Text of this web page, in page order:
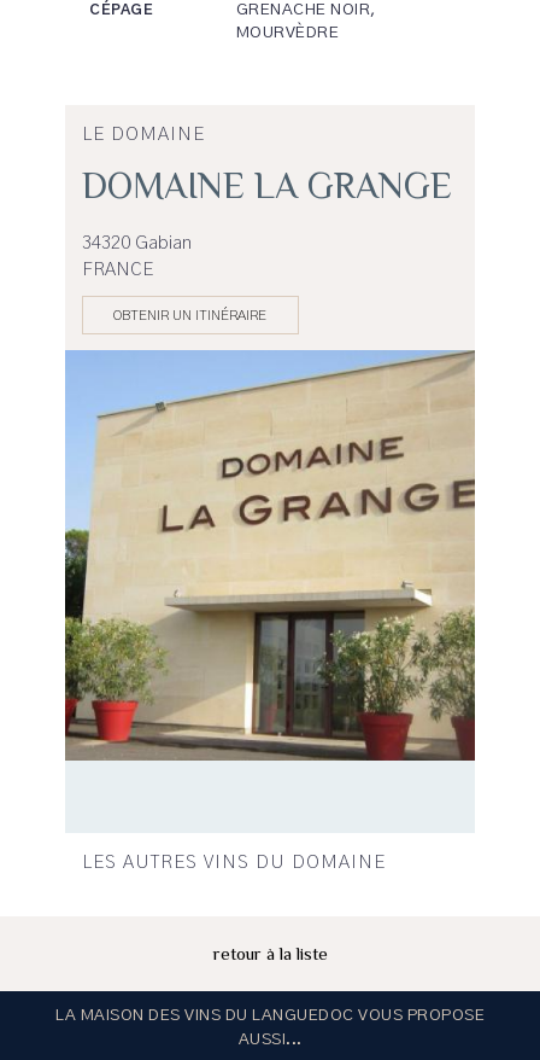
CÉPAGE
GRENACHE NOIR,
MOURVÈDRE
LE DOMAINE
DOMAINE LA GRANGE
34320 Gabian
FRANCE
OBTENIR UN ITINÉRAIRE
LES AUTRES VINS DU DOMAINE
retour à la liste
LA MAISON DES VINS DU LANGUEDOC VOUS PROPOSE
AUSSI...